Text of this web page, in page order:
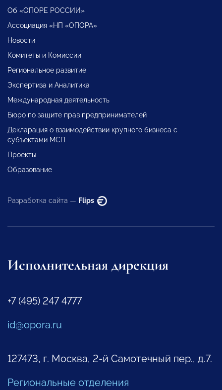
Об «ОПОРЕ РОССИИ»
Ассоциация «НП «ОПОРА»
Новости
Комитеты и Комиссии
Региональное развитие
Экспертиза и Аналитика
Международная деятельность
Бюро по защите прав предпринимателей
Декларация о взаимодействии крупного бизнеса с
субъектами МСП
Проекты
Образование
Разработка сайта — Flips
Исполнительная дирекция
+7 (495) 247 4777
id@opora.ru
127473, г. Москва, 2-й Самотечный пер., д.7.
Региональные отделения